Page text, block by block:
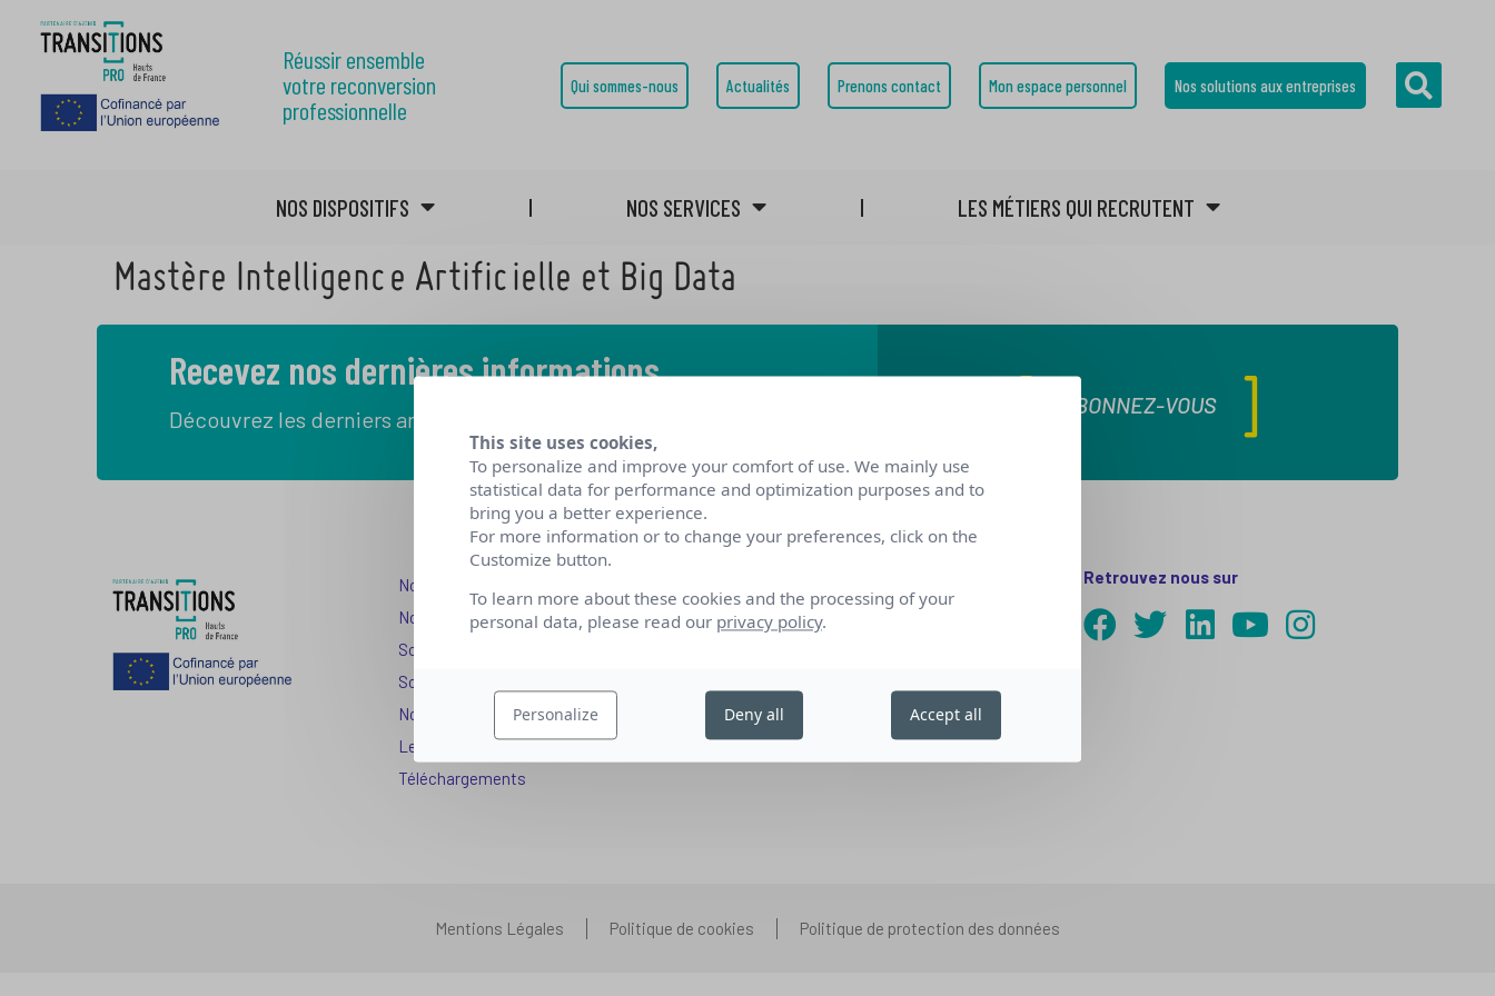
Réussir ensemble
votre reconversion
professionnelle
Qui sommes-nous Actualités Prenons contact Mon espace personnel Nos solutions aux entreprises
NOS DISPOSITIFS NOS SERVICES LES MÉTIERS QUI RECRUTENT
Mastère Intelligence Artificielle et Big Data
Recevez nos dernières informations
Découvrez les derniers articles de notre blog
ABONNEZ-VOUS
Nos dispositifs pour se reconvertir
Nos solutions aux entreprises
Solution Compétences IA
Solution Seniors+
Nos services aux organismes de formation
Les questions que vous vous posez
Téléchargements
Nos partenariats
Nous rejoindre
Retrouvez nous sur
Mentions Légales Politique de cookies Politique de protection des données
This site uses cookies,
To personalize and improve your comfort of use. We mainly use
statistical data for performance and optimization purposes and to
bring you a better experience.
For more information or to change your preferences, click on the
Customize button.
To learn more about these cookies and the processing of your
personal data, please read our privacy policy.
Personalize Deny all Accept all